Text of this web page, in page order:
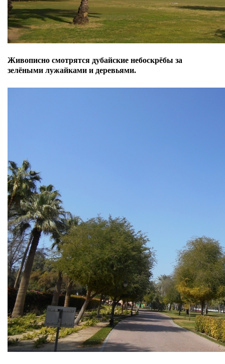
Живописно смотрятся дубайские небоскрёбы за
зелёными лужайками и деревьями.